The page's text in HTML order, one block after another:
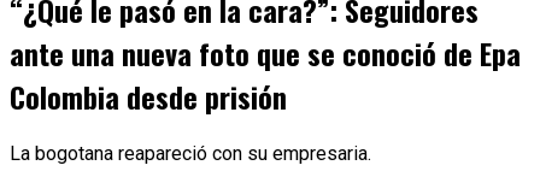
“¿Qué le pasó en la cara?”: Seguidores
ante una nueva foto que se conoció de Epa
Colombia desde prisión
La bogotana reapareció con su empresaria.